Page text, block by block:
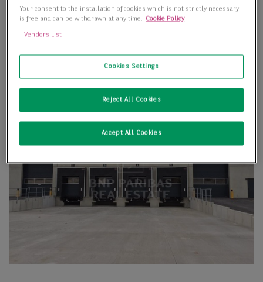
Your consent to the installation of cookies which is not strictly necessary
is free and can be withdrawn at any time. Cookie Policy
Vendors List
Cookies Settings
Reject All Cookies
Accept All Cookies